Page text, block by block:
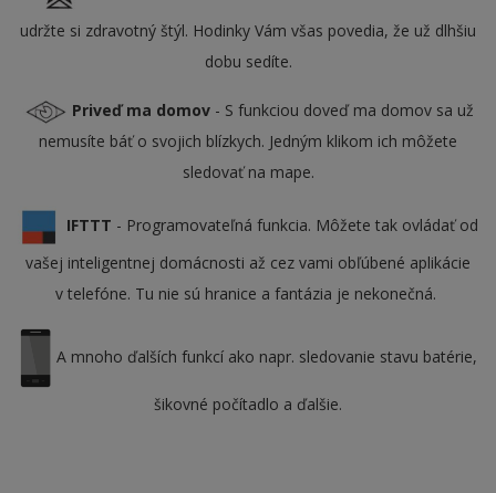
udržte si zdravotný štýl. Hodinky Vám všas povedia, že už dlhšiu
dobu sedíte.
Priveď ma domov- S funkciou doveď ma domov sa už
nemusíte báť o svojich blízkych. Jedným klikom ich môžete
sledovať na mape.
IFTTT - Programovateľná funkcia. Môžete tak ovládať od
vašej inteligentnej domácnosti až cez vami obľúbené aplikácie
v telefóne. Tu nie sú hranice a fantázia je nekonečná.
A mnoho ďalších funkcí ako napr. sledovanie stavu batérie,
šikovné počítadlo a ďalšie.